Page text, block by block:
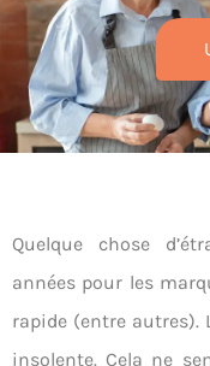
Quelque chose
années pour les
rapide (entre autres).
insolente. Cela ne